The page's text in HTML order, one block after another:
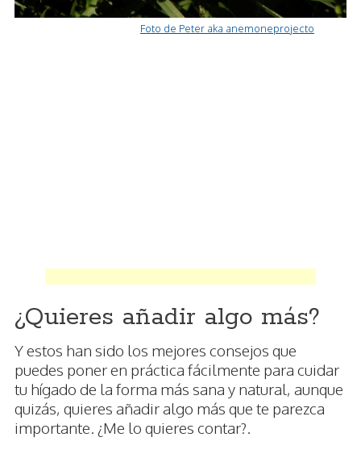
Foto de Peter aka anemoneprojecto
¿Quieres añadir algo más?
Y estos han sido los mejores consejos que
puedes poner en práctica fácilmente para cuidar
tu hígado de la forma más sana y natural, aunque
quizás, quieres añadir algo más que te parezca
importante. ¿Me lo quieres contar?.